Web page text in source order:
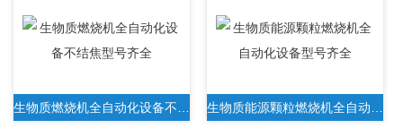
生物质燃烧机全自动化设备不结焦型号齐全 生物质能源颗粒燃烧机全自动化设备型号齐全